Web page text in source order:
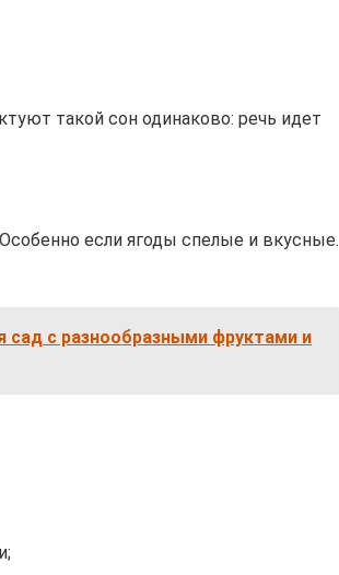
такой сон одинаково: речь идет
если ягоды спелые и вкусные.
сад с разнообразными фруктами и